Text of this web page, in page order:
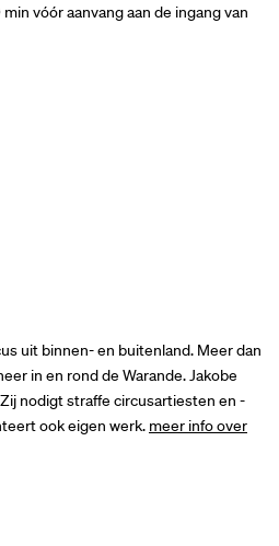
vóór aanvang aan de ingang van
uit binnen- en buitenland. Meer dan
in en rond de Warande. Jakobe
nodigt straffe circusartiesten en -
ook eigen werk. meer info over
Inzoomen